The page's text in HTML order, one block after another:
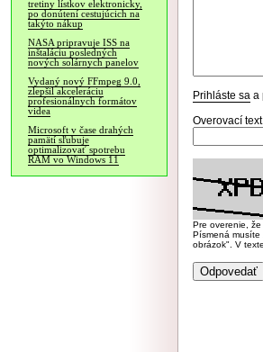
tretiny lístkov elektronicky,
po donútení cestujúcich na
takýto nákup
NASA pripravuje ISS na
inštaláciu posledných
nových solárnych panelov
Vydaný nový FFmpeg 9.0,
zlepšil akceleráciu
profesionálnych formátov
videa
Microsoft v čase drahých
pamätí sľubuje
optimalizovať spotrebu
RAM vo Windows 11
Prihláste sa a
Overovací
Pre overenie,
Písmená
obrázok". V